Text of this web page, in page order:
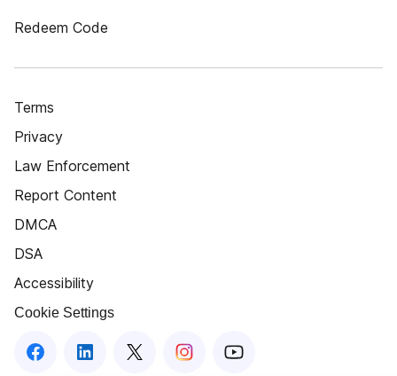
Redeem Code
Terms
Privacy
Law Enforcement
Report Content
DMCA
DSA
Accessibility
Cookie Settings